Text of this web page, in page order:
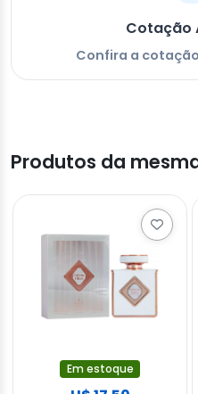
Cotação
Confira a
Produtos da
Em estoque